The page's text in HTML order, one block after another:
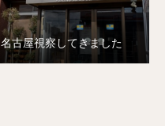
名古屋視察してきました